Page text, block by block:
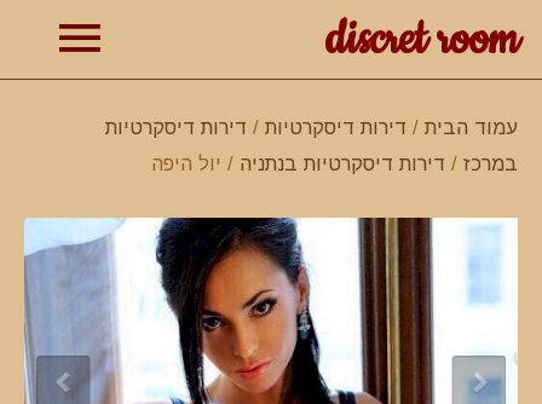
discret room
עמוד הבית / דירות דיסקרטיות / דירות דיסקרטיות
במרכז / דירות דיסקרטיות בנתניה / יול היפה